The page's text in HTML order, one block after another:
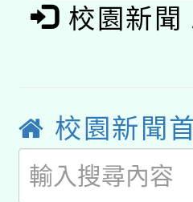
「數位內
業技術研
用水績優
115年8月
桃園市孔
2026年桃
校園新聞
校園新聞